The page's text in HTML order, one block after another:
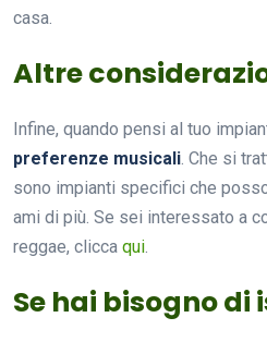
casa.
Altre
Infine, quando pensi al tuo
preferenze musicali. Che si
sono impianti specifici che
ami di più. Se sei interessato a
reggae, clicca qui.
Se hai bisogno di